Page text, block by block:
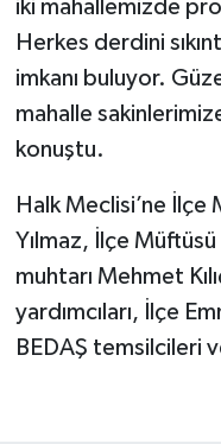
iki mahallemizde
Herkes derdini
imkanı buluyor.
mahalle
konuştu.
Halk Meclisi’ne
Yılmaz, İlçe
muhtarı Mehmet
yardımcıları, İlçe
BEDAŞ temsilcileri